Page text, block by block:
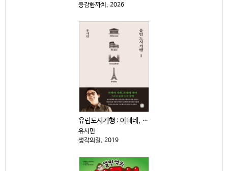
용감한까치, 2026
유럽도시기행 : 아테네, 로마, 이스탄불, 파리 . 1
유시민
생각의길, 2019